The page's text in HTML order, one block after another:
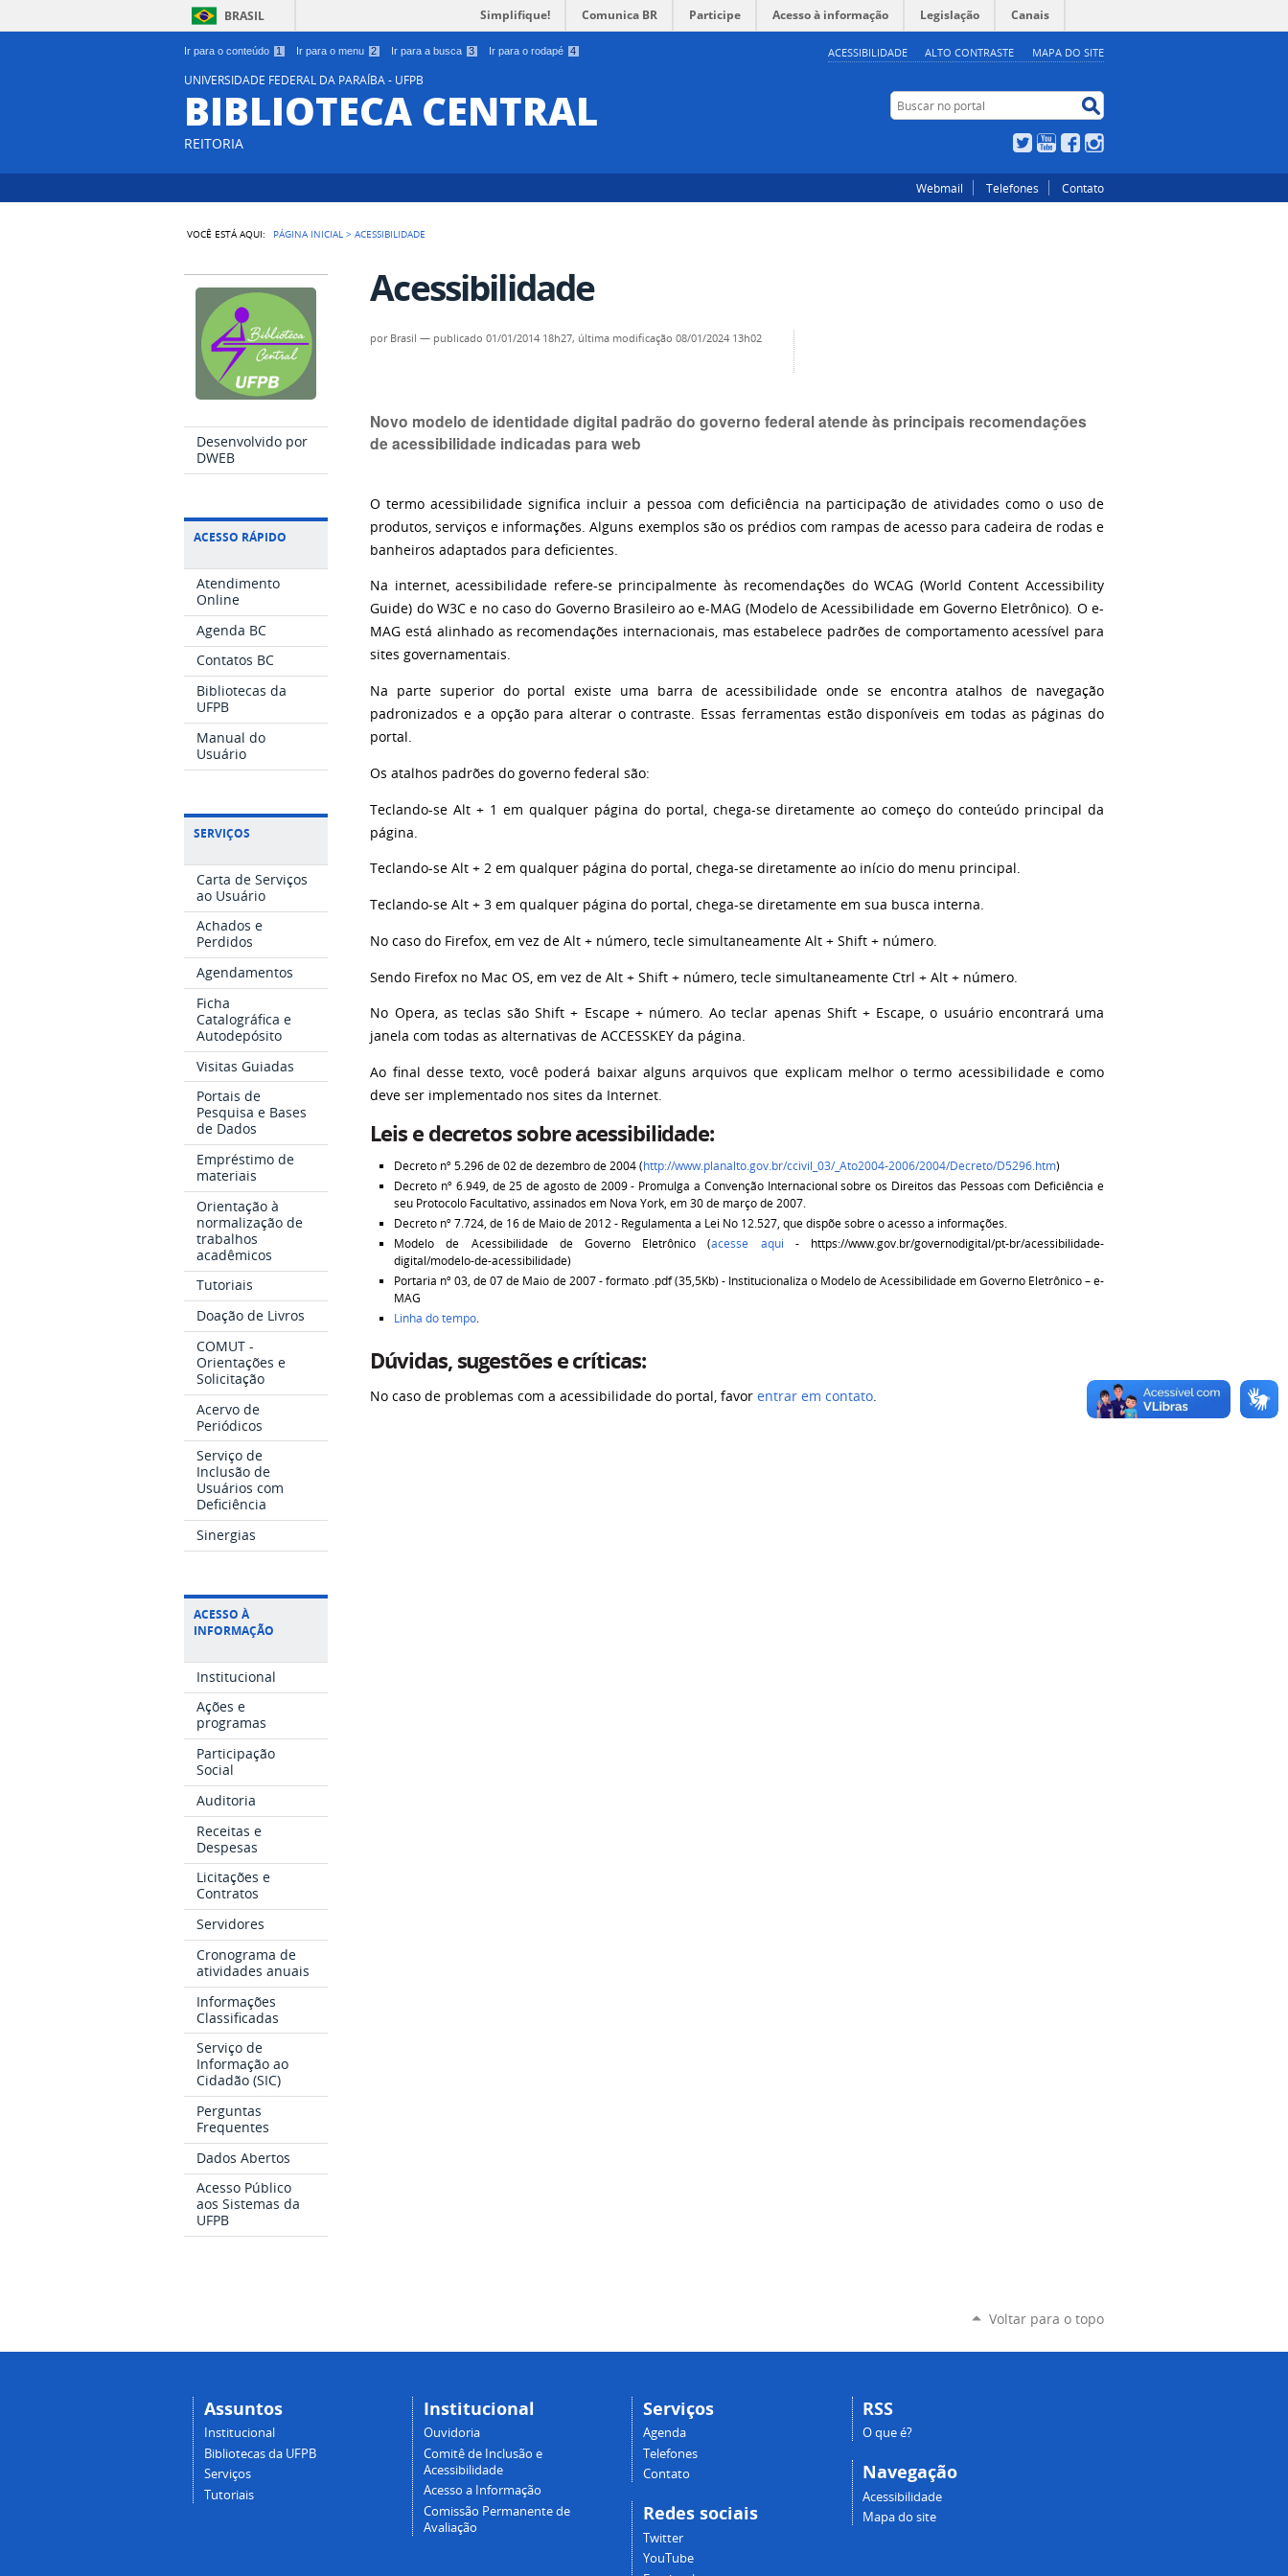
Ir para o conteúdo 1 Ir para o menu 2 Ir para a busca 3 Ir para o rodapé 4 ACESSIBILIDADE ALTO CONTRASTE MAPA DO SITE
BRASIL Simplifique! Comunica BR Participe Acesso à informação Legislação Canais
UNIVERSIDADE FEDERAL DA PARAÍBA - UFPB
BIBLIOTECA CENTRAL
REITORIA
Buscar no portal
TwitterYouTubeFacebook
Webmail Telefones Contato
VOCÊ ESTÁ AQUI: PÁGINA INICIAL >ACESSIBILIDADE
Desenvolvido por
DWEB
ACESSO RÁPIDO
Atendimento
Online
Agenda BC
Contatos BC
Bibliotecas da
UFPB
Manual do
Usuário
SERVIÇOS
Carta de Serviços
ao Usuário
Achados e
Perdidos
Agendamentos
Ficha
Catalográfica e
Autodepósito
Visitas Guiadas
Portais de
Pesquisa e Bases
de Dados
Empréstimo de
materiais
Orientação à
normalização de
trabalhos
acadêmicos
Tutoriais
Doação de Livros
COMUT -
Orientações e
Solicitação
Acervo de
Periódicos
Serviço de
Inclusão de
Usuários com
Deficiência
Sinergias
ACESSO À
INFORMAÇÃO
Institucional
Ações e
programas
Participação
Social
Auditoria
Receitas e
Despesas
Licitações e
Contratos
Servidores
Cronograma de
atividades anuais
Informações
Classificadas
Serviço de
Informação ao
Cidadão (SIC)
Perguntas
Frequentes
Dados Abertos
Acesso Público
aos Sistemas da
UFPB
Acessibilidade
por Brasil — publicado 01/01/2014 18h27, última modificação 08/01/2024 13h02
Novo modelo de identidade digital padrão do governo federal atende às principais recomendações
de acessibilidade indicadas para web
O termo acessibilidade significa incluir a pessoa com deficiência na participação de atividades como o uso de
produtos, serviços e informações. Alguns exemplos são os prédios com rampas de acesso para cadeira de rodas e
banheiros adaptados para deficientes.
Na internet, acessibilidade refere-se principalmente às recomendações do WCAG (World Content Accessibility
Guide) do W3C e no caso do Governo Brasileiro ao e-MAG (Modelo de Acessibilidade em Governo Eletrônico). O e-
MAG está alinhado as recomendações internacionais, mas estabelece padrões de comportamento acessível para
sites governamentais.
Na parte superior do portal existe uma barra de acessibilidade onde se encontra atalhos de navegação
padronizados e a opção para alterar o contraste. Essas ferramentas estão disponíveis em todas as páginas do
portal.
Os atalhos padrões do governo federal são:
Teclando-se Alt + 1 em qualquer página do portal, chega-se diretamente ao começo do conteúdo principal da
página.
Teclando-se Alt + 2 em qualquer página do portal, chega-se diretamente ao início do menu principal.
Teclando-se Alt + 3 em qualquer página do portal, chega-se diretamente em sua busca interna.
No caso do Firefox, em vez de Alt + número, tecle simultaneamente Alt + Shift + número.
Sendo Firefox no Mac OS, em vez de Alt + Shift + número, tecle simultaneamente Ctrl + Alt + número.
No Opera, as teclas são Shift + Escape + número. Ao teclar apenas Shift + Escape, o usuário encontrará uma
janela com todas as alternativas de ACCESSKEY da página.
Ao final desse texto, você poderá baixar alguns arquivos que explicam melhor o termo acessibilidade e como
deve ser implementado nos sites da Internet.
Leis e decretos sobre acessibilidade:
Decreto nº 5.296 de 02 de dezembro de 2004 (http://www.planalto.gov.br/ccivil_03/_Ato2004-2006/2004/Decreto/D5296.htm)
Decreto nº 6.949, de 25 de agosto de 2009 - Promulga a Convenção Internacional sobre os Direitos das Pessoas com Deficiência e
seu Protocolo Facultativo, assinados em Nova York, em 30 de março de 2007.
Decreto nº 7.724, de 16 de Maio de 2012 - Regulamenta a Lei No 12.527, que dispõe sobre o acesso a informações.
Modelo de Acessibilidade de Governo Eletrônico (acesse aqui - https://www.gov.br/governodigital/pt-br/acessibilidade-
digital/modelo-de-acessibilidade)
Portaria nº 03, de 07 de Maio de 2007 - formato .pdf (35,5Kb) - Institucionaliza o Modelo de Acessibilidade em Governo Eletrônico – e-
MAG
Linha do tempo.
Dúvidas, sugestões e críticas:
No caso de problemas com a acessibilidade do portal, favorentrar em contato.
Voltar para o topo
Assuntos
Institucional
Bibliotecas da UFPB
Serviços
Tutoriais
Institucional
Ouvidoria
Comitê de Inclusão e
Acessibilidade
Acesso a Informação
Comissão Permanente de
Avaliação
Serviços
Agenda
Telefones
Contato
Redes sociais
Twitter
YouTube
RSS
O que é?
Navegação
Acessibilidade
Mapa do site